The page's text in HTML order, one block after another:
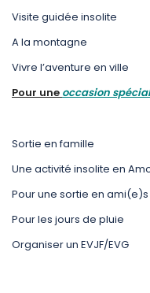
Visite guidée insolite
A la montagne
Vivre l’aventure en ville
Pour une occasion
Sortie en famille
Une activité insolite en
Pour une sortie en ami(e)s
Pour les jours de pluie
Organiser un EVJF/EVG